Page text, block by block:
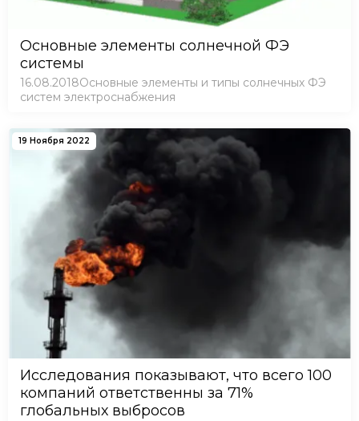
Основные элементы солнечной ФЭ
системы
16.08.2018Основные элементы и типы солнечных ФЭ
систем электроснабжения
19 Ноября 2022
Исследования показывают, что всего 100
компаний ответственны за 71%
глобальных выбросов